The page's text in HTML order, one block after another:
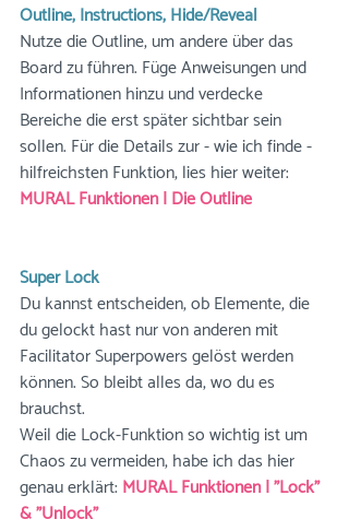
Outline, Instructions, Hide/Reveal
Nutze die Outline, um andere über das
Board zu führen. Füge Anweisungen und
Informationen hinzu und verdecke
Bereiche die erst später sichtbar sein
sollen. Für die Details zur - wie ich finde -
hilfreichsten Funktion, lies hier weiter:
MURAL Funktionen | Die Outline
Super Lock
Du kannst entscheiden, ob Elemente, die
du gelockt hast nur von anderen mit
Facilitator Superpowers gelöst werden
können. So bleibt alles da, wo du es
brauchst.
Weil die Lock-Funktion so wichtig ist um
Chaos zu vermeiden, habe ich das hier
genau erklärt: MURAL Funktionen | "Lock"
& "Unlock"